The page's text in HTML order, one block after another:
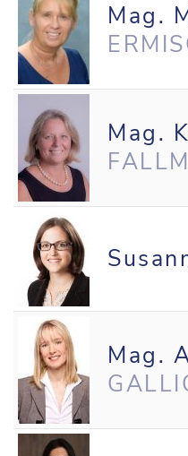
Mag.
Mag.
Mag.